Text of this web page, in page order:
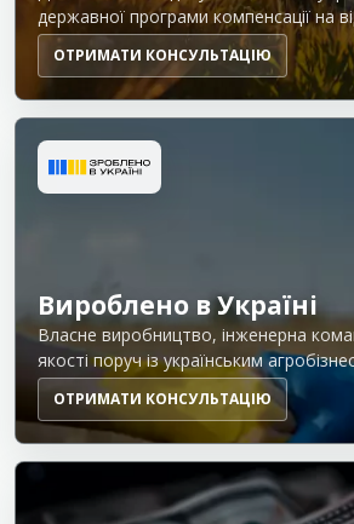
державної програми компенсації на
ОТРИМАТИ КОНСУЛЬТАЦІЮ
Вироблено в Україні
Власне виробництво, інженерна
якості поруч із українським
ОТРИМАТИ КОНСУЛЬТАЦІЮ